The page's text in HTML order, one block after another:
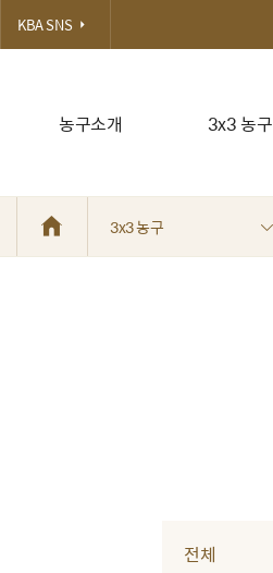
농구소개 3x3 농구
KBA SNS
3x3 농구
전체